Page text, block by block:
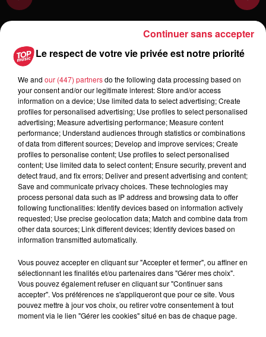
Toute l'actu
6 août 2026
À Hoerdt, de l’eau brune sort des
robinets
6 août 2026
Tags antisémites à Strasbourg :
Catherine Trautmann réagit
6 août 2026
Au zoo de Mulhouse : rencontre
avec les flamants rouges
Le respect de votre vie privée est notre priorité
We and our (447) partnersdo the following data processing based on
your consent and/or our legitimate interest: Store and/or access
information on a device; Use limited data to select advertising; Create
profiles for personalised advertising; Use profiles to select personalised
advertising; Measure advertising performance; Measure content
performance; Understand audiences through statistics or combinations
of data from different sources; Develop and improve services; Create
profiles to personalise content; Use profiles to select personalised
content; Use limited data to select content; Ensure security, prevent and
detect fraud, and fix errors; Deliver and present advertising and content;
Save and communicate privacy choices. These technologies may
process personal data such as IP address and browsing data to offer
following functionalities: Identify devices based on information actively
requested; Use precise geolocation data; Match and combine data from
other data sources; Link different devices; Identify devices based on
information transmitted automatically.
Vous pouvez accepter en cliquant sur "Accepter et fermer", ou affiner en
sélectionnant les finalités et/ou partenaires dans "Gérer mes choix".
Vous pouvez également refuser en cliquant sur "Continuer sans
accepter". Vos préférences ne s'appliqueront que pour ce site. Vous
pouvez mettre à jour vos choix, ou retirer votre consentement à tout
moment via le lien "Gérer les cookies" situé en bas de chaque page.
Continuer sans accepter